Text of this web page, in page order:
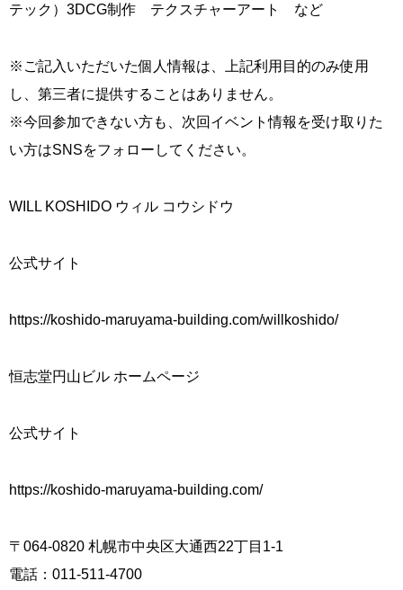
テック）3DCG制作 テクスチャーアート など
※ご記入いただいた個人情報は、上記利用目的のみ使用
し、第三者に提供することはありません。
※今回参加できない方も、次回イベント情報を受け取りた
い方はSNSをフォローしてください。
WILL KOSHIDO ウィル コウシドウ
公式サイト
https://koshido-maruyama-building.com/willkoshido/
恒志堂円山ビル ホームページ
公式サイト
https://koshido-maruyama-building.com/
〒064-0820 札幌市中央区大通西22丁目1-1
電話：011-511-4700